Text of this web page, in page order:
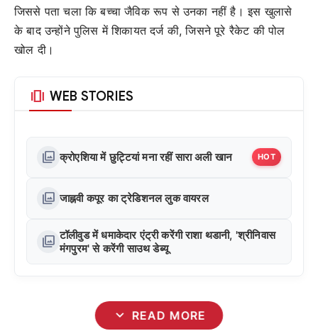
जिससे पता चला कि बच्चा जैविक रूप से उनका नहीं है। इस खुलासे
के बाद उन्होंने पुलिस में शिकायत दर्ज की, जिसने पूरे रैकेट की पोल
खोल दी।
amp_stories WEB STORIES
photo_library क्रोएशिया में छुट्टियां मना रहीं सारा अली खान HOT
photo_library जाह्नवी कपूर का ट्रेडिशनल लुक वायरल
photo_library टॉलीवुड में धमाकेदार एंट्री करेंगी राशा थडानी, 'श्रीनिवास
मंगपुरम' से करेंगी साउथ डेब्यू
expand_more READ MORE